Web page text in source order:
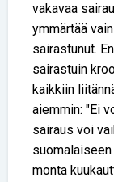
vakavaa
ymmärtää
sairastunut.
sairastuin
kaikkiin
aiemmin: "Ei
sairaus voi
monta